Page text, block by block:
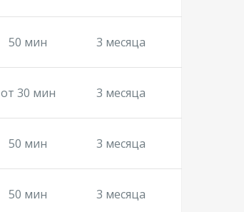
50 мин 3 месяца
от 30 мин 3 месяца
50 мин 3 месяца
50 мин 3 месяца